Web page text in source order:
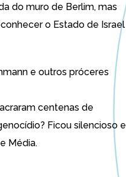
do muro de Berlim, mas
o Estado de Israel
e outros próceres
centenas de
Ficou silencioso e
Média.